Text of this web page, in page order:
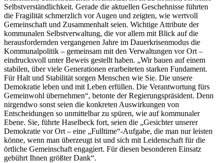
Selbstverständlichkeit. Gerade die aktuellen Geschehnisse führten
die Fragilität schmerzlich vor Augen und zeigten, wie wertvoll
Gemeinschaft und Zusammenhalt seien. Wichtige Attribute der
kommunalen Selbstverwaltung, die vor allem mit Blick auf die
herausfordernden vergangenen Jahre im Dauerkrisenmodus die
Kommunalpolitik – gemeinsam mit den Verwaltungen vor Ort –
eindrucksvoll unter Beweis gestellt haben. „Wir bauen auf einem
stabilen, über viele Generationen erarbeiteten starken Fundament.
Für Halt und Stabilität sorgen Menschen wie Sie. Die unsere
Demokratie leben und mit Leben erfüllen. Die Verantwortung fürs
Gemeinwohl übernehmen“, betonte der Regierungspräsident. Denn
nirgendwo sonst seien die konkreten Auswirkungen von
Entscheidungen so unmittelbar zu spüren, wie auf kommunaler
Ebene. Sie, führte Haselbeck fort, seien die „Gesichter unserer
Demokratie vor Ort – eine „Fulltime“-Aufgabe, die man nur leisten
könne, wenn man überzeugt ist und sich mit Leidenschaft für die
örtliche Gemeinschaft engagiert. Für diesen besonderen Einsatz
gebührt Ihnen größter Dank“.